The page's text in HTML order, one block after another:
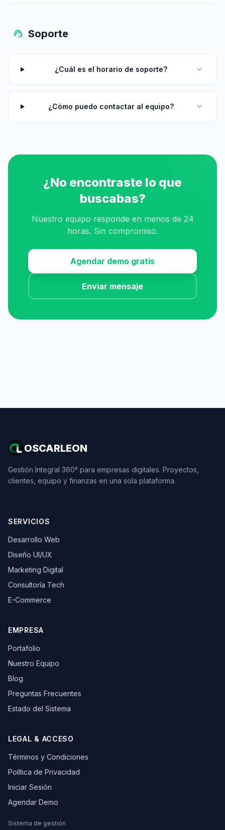
support_agent Soporte
¿Cuál es el horario de soporte? expand_more
¿Cómo puedo contactar al equipo? expand_more
¿No encontraste lo que
buscabas?
Nuestro equipo responde en menos de 24
horas. Sin compromiso.
Agendar demo gratis
Enviar mensaje
OSCARLEON
Gestión Integral 360° para empresas digitales. Proyectos,
clientes, equipo y finanzas en una sola plataforma.
SERVICIOS
Desarrollo Web
Diseño UI/UX
Marketing Digital
Consultoría Tech
E-Commerce
EMPRESA
Portafolio
Nuestro Equipo
Blog
Preguntas Frecuentes
Estado del Sistema
LEGAL & ACCESO
Términos y Condiciones
Política de Privacidad
Iniciar Sesión
Agendar Demo
Sistema de gestión